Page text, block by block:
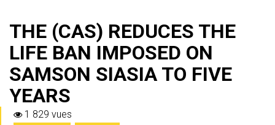
THE (CAS) REDUCES THE
LIFE BAN IMPOSED ON
SAMSON SIASIA TO FIVE
YEARS
1 829 vues